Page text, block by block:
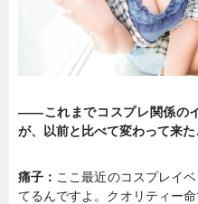
連
――これまでコスプレ関係の
が、以前と比べて変わって来
痛子： ここ最近のコスプレイ
てるんですよ。クオリティー